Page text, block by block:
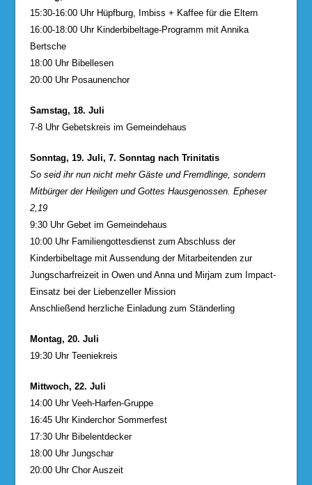
15:30-16:00 Uhr Hüpfburg, Imbiss + Kaffee für die Eltern
16:00-18:00 Uhr Kinderbibeltage-Programm mit Annika
Bertsche
18:00 Uhr Bibellesen
20:00 Uhr Posaunenchor
Samstag, 18. Juli
7-8 Uhr Gebetskreis im Gemeindehaus
Sonntag, 19. Juli, 7. Sonntag nach Trinitatis
So seid ihr nun nicht mehr Gäste und Fremdlinge, sondern
Mitbürger der Heiligen und Gottes Hausgenossen. Epheser
2,19
9:30 Uhr Gebet im Gemeindehaus
10:00 Uhr Familiengottesdienst zum Abschluss der
Kinderbibeltage mit Aussendung der Mitarbeitenden zur
Jungscharfreizeit in Owen und Anna und Mirjam zum Impact-
Einsatz bei der Liebenzeller Mission
Anschließend herzliche Einladung zum Ständerling
Montag, 20. Juli
19:30 Uhr Teeniekreis
Mittwoch, 22. Juli
14:00 Uhr Veeh-Harfen-Gruppe
16:45 Uhr Kinderchor Sommerfest
17:30 Uhr Bibelentdecker
18:00 Uhr Jungschar
20:00 Uhr Chor Auszeit